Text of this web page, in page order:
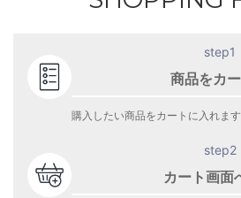
step1
商品をカ
購入したい商品をカートに入れます
step2
カート画面